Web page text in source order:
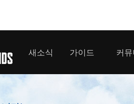
배틀그라
패스 오브
새소식 가이드 커
플레이